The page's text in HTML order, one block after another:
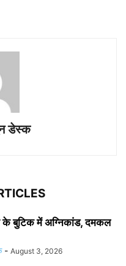
डेस्क
के बुटिक में अग्निकांड, दमकल
- August 3, 2026